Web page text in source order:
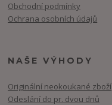
Obchodní podmínky
Ochrana osobních údajů
NAŠE VÝHODY
Originální neokoukané zboží
Odeslání do pr. dvou dnů